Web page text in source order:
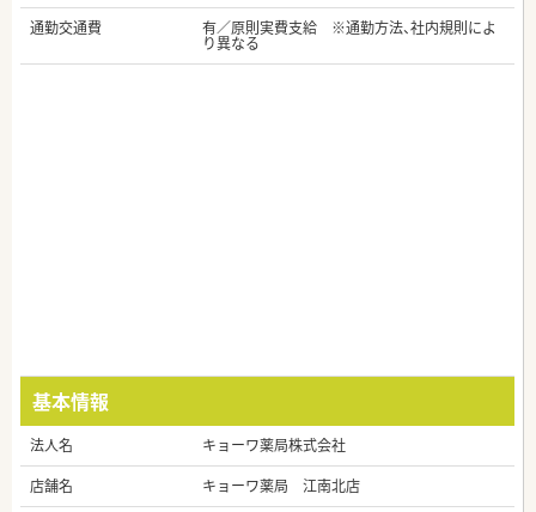
通勤交通費
有／原則実費支給 ※通勤方法、社内規則によ
り異なる
基本情報
法人名
キョーワ薬局株式会社
店舗名
キョーワ薬局 江南北店